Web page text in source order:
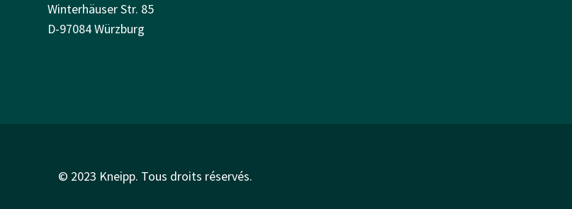
Winterhäuser Str. 85
D-97084 Würzburg
© 2023 Kneipp. Tous droits réservés.